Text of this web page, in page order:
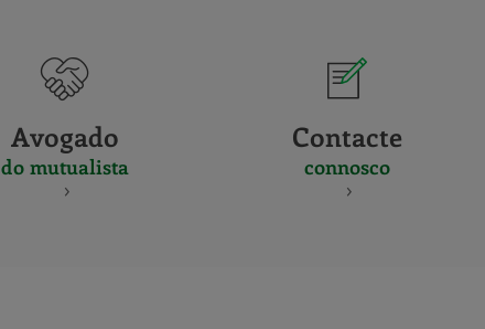
Avogado
do mutualista
Contacte
connosco